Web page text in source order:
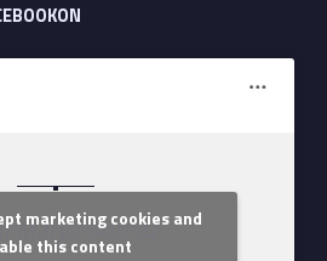
Margit Kórház
marketing cookies and
this content